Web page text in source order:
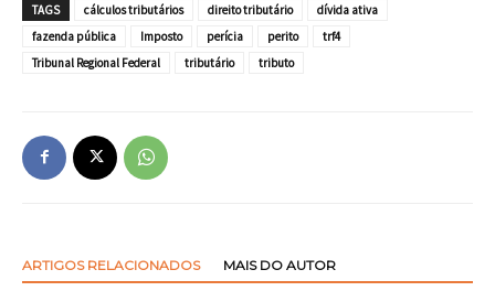
TAGS cálculos tributários direito tributário
dívida ativa
fazenda pública
Imposto perícia perito
trf4
Tribunal Regional Federal
tributário tributo
ARTIGOS RELACIONADOS MAIS DO AUTOR